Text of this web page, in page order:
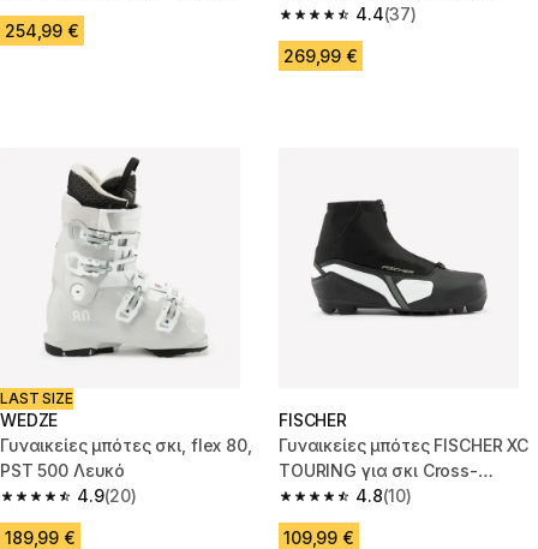
254,99 €
Λευκό
4.4
4.4 out of 5 stars from 37
(37)
269,99 €
LAST SIZE
WEDZE
Γυναικείες μπότες σκι, flex 80,
PST 500 Λευκό
4.9
4.9 out of 5 stars from 20 reviews
(20)
189,99 €
FISCHER
Γυναικείες μπότες FISCHER XC
TOURING για σκι Cross-
Country
4.8
4.8 out of 5 stars from 10
(10)
109,99 €